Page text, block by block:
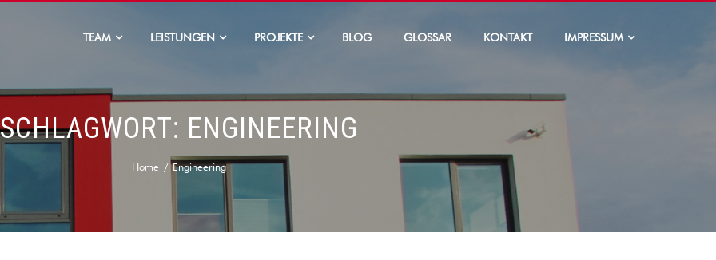
TEAM LEISTUNGEN PROJEKTE BLOG GLOSSAR KONTAKT IMPRESSUM
SCHLAGWORT: ENGINEERING
Home Engineering